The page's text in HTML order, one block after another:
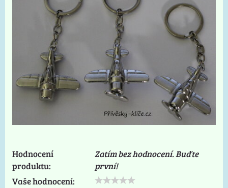
Hodnocení
produktu:
Zatím bez hodnocení. Buďte
první!
Vaše hodnocení: